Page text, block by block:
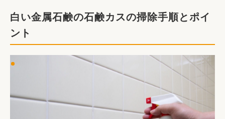
白い金属石鹸の石鹸カスの掃除手順とポイ
ント